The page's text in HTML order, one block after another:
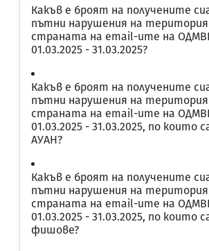
Какъв е броят на получените
пътни нарушения на
страната на email-ите на
01.03.2025 - 31.03.2025?
Какъв е броят на получените
пътни нарушения на
страната на email-ите на
01.03.2025 - 31.03.2025, по които
АУАН?
Какъв е броят на получените
пътни нарушения на
страната на email-ите на
01.03.2025 - 31.03.2025, по които
фишове?